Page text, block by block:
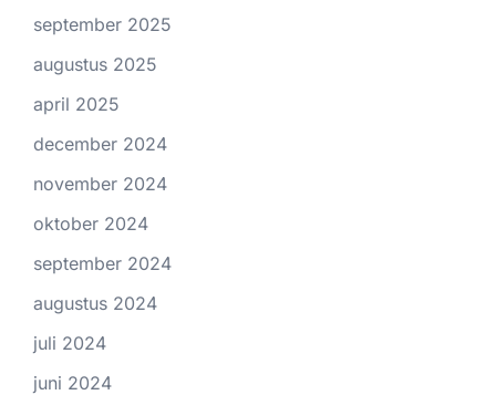
september 2025
augustus 2025
april 2025
december 2024
november 2024
oktober 2024
september 2024
augustus 2024
juli 2024
juni 2024